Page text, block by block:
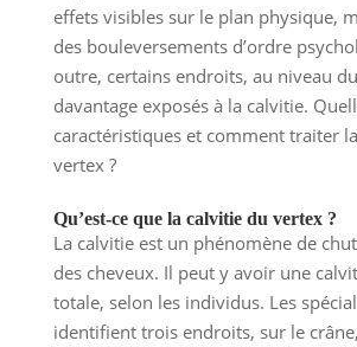
effets visibles sur le plan physique,
des bouleversements d’ordre
outre, certains endroits, au niveau
davantage exposés à la calvitie.
caractéristiques et comment traiter
vertex ?
Qu’est-ce que la calvitie du vertex ?
La calvitie est un phénomène de
des cheveux. Il peut y avoir une
totale, selon les individus. Les
identifient trois endroits, sur le